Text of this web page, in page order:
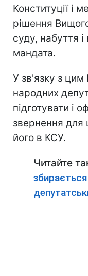
Конституції і
рішення
суду, набуття
мандата.
У зв'язку з
народних
підготувати і
звернення для
його в КСУ.
Читайте